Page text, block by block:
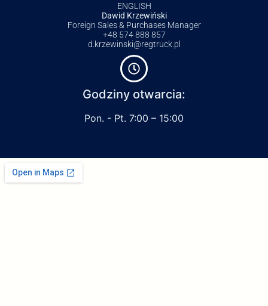
ENGLISH
Dawid Krzewiński
Foreign Sales & Purchases Manager
+48 574 888 857
d.krzewinski@regtruck.pl
Godziny otwarcia:
Pon. - Pt. 7:00 – 15:00